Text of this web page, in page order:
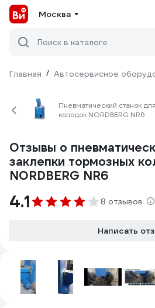
Москва
Поиск в каталоге
Главная / Автосервисное
Пневматический станок
колодок NORDBERG NR6
Отзывы о
заклепки тормозных
NORDBERG NR6
4.1 8 отзывов
Написать